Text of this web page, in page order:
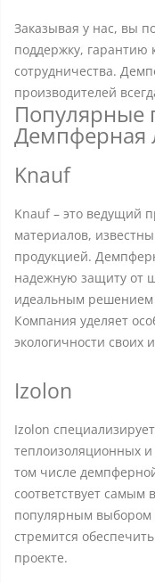
Заказывая у нас, вы
поддержку, гарантию
сотрудничества.
производителей
Популярные
Демпферная
Knauf
Knauf – это ведущий
материалов,
продукцией.
надежную защиту от
идеальным решением
Компания уделяет
экологичности своих
Izolon
Izolon
теплоизоляционных
том числе
соответствует самым
популярным выбором
стремится
проекте.